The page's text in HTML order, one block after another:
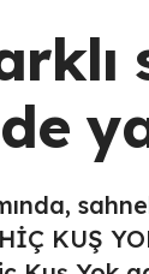
KUŞ